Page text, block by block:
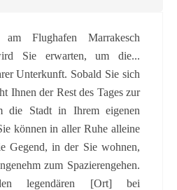
Flughafen Marrakesch
Sie erwarten, um die...
Unterkunft. Sobald Sie sich
Ihnen der Rest des Tages zur
die Stadt in Ihrem eigenen
können in aller Ruhe alleine
Gegend, in der Sie wohnen,
zum Spazierengehen.
legendären [Ort] bei